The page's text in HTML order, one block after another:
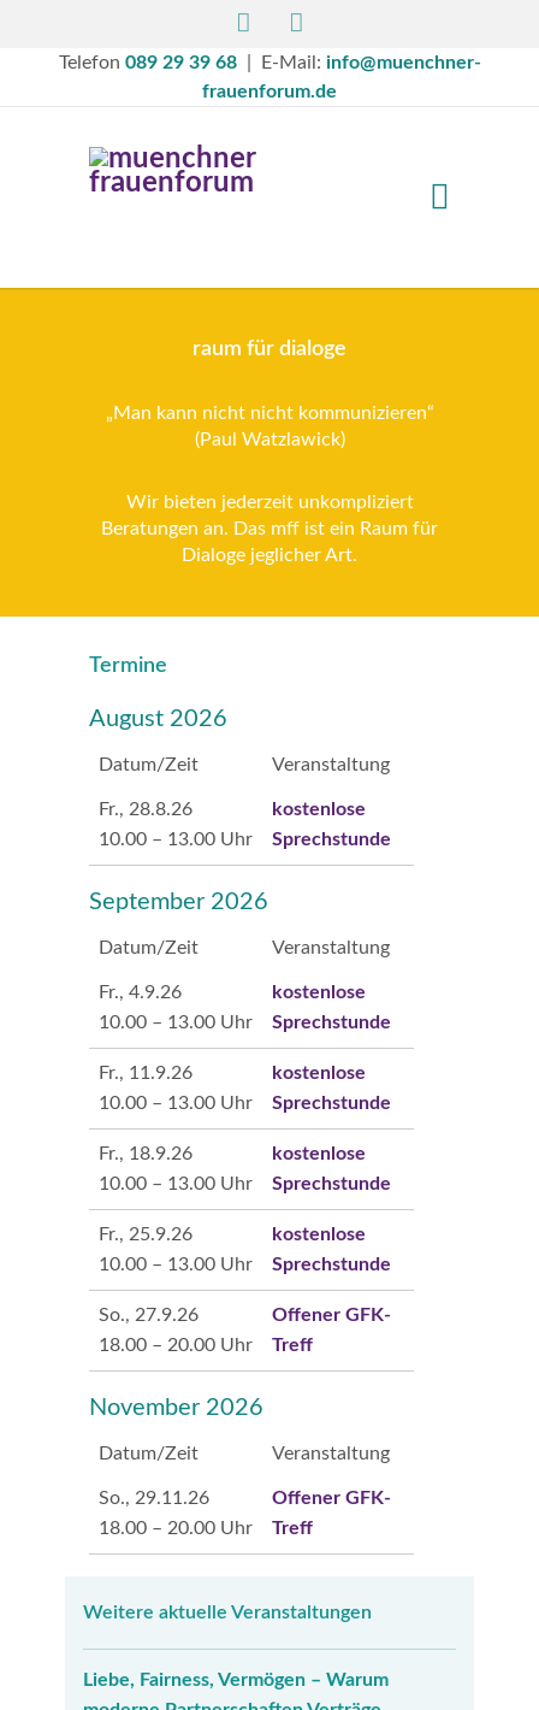
Telefon 089 29 39 68| E-Mail: info@muenchner-
frauenforum.de
raum für dialoge
„Man kann nicht nicht kommunizieren“
(Paul Watzlawick)
Wir bieten jederzeit unkompliziert
Beratungen an. Das mff ist ein Raum für
Dialoge jeglicher Art.
Termine
August 2026
Datum/Zeit Veranstaltung
Fr., 28.8.26
10.00 – 13.00 Uhr
kostenlose
Sprechstunde
September 2026
Datum/Zeit Veranstaltung
Fr., 4.9.26
10.00 – 13.00 Uhr
kostenlose
Sprechstunde
Fr., 11.9.26
10.00 – 13.00 Uhr
kostenlose
Sprechstunde
Fr., 18.9.26
10.00 – 13.00 Uhr
kostenlose
Sprechstunde
Fr., 25.9.26
10.00 – 13.00 Uhr
kostenlose
Sprechstunde
So., 27.9.26
18.00 – 20.00 Uhr
Offener GFK-
Treff
November 2026
Datum/Zeit Veranstaltung
So., 29.11.26
18.00 – 20.00 Uhr
Offener GFK-
Treff
Weitere aktuelle Veranstaltungen
Liebe, Fairness, Vermögen – Warum